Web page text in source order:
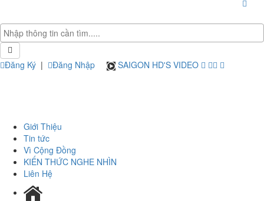
Đăng Ký | Đăng Nhập SAIGON HD'S VIDEO
Giới Thiệu
Tin tức
Vì Cộng Đồng
KIẾN THỨC NGHE NHÌN
Liên Hệ